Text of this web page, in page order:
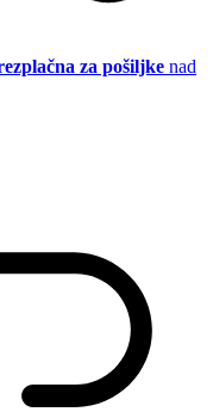
za pošiljke nad